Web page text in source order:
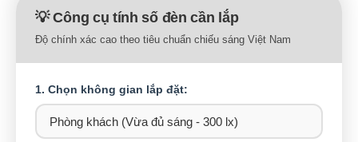
💡 Công cụ tính số đèn cần lắp
Độ chính xác cao theo tiêu chuẩn chiếu sáng Việt Nam
1. Chọn không gian lắp đặt: